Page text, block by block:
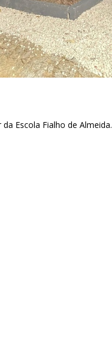
Escola Fialho de Almeida.